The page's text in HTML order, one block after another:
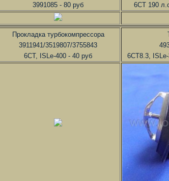
3991085 - 80 руб
6CT 190
Прокладка турбокомпрессора
3911941/3519807/3755843
6CT, ISLe-400 - 40 руб
6CT8.3,